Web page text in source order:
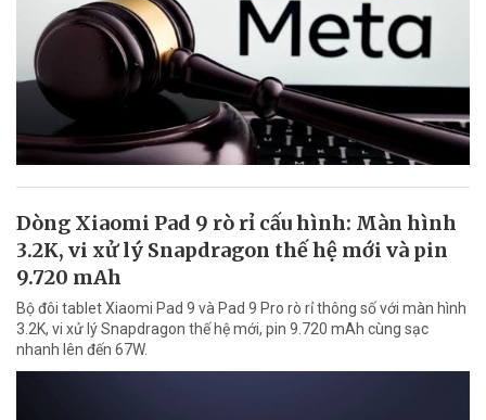
Dòng Xiaomi Pad 9 rò rỉ cấu hình: Màn hình
3.2K, vi xử lý Snapdragon thế hệ mới và pin
9.720 mAh
Bộ đôi tablet Xiaomi Pad 9 và Pad 9 Pro rò rỉ thông số với màn hình
3.2K, vi xử lý Snapdragon thế hệ mới, pin 9.720 mAh cùng sạc
nhanh lên đến 67W.